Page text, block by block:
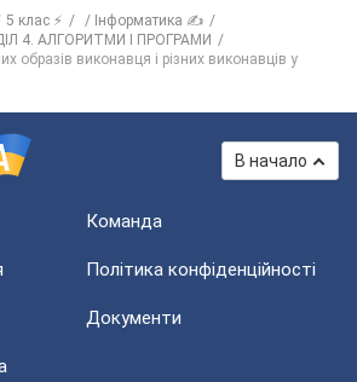
5 клас ⚡
Інформатика ✍
4. АЛГОРИТМИ І ПРОГРАМИ
образів виконавця і різних виконавців у
В начало
Команда
Політика конфіденційності
Документи